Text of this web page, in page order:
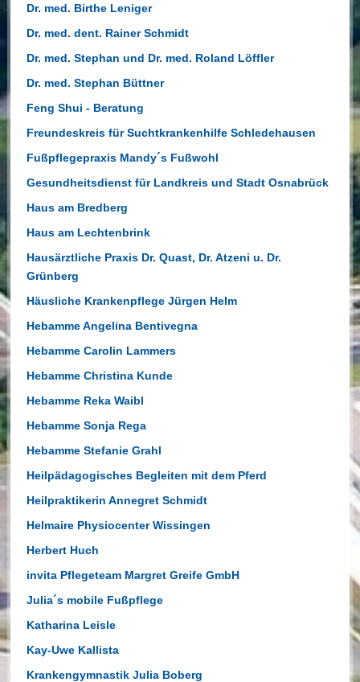
Dr. med. Birthe Leniger
Dr. med. dent. Rainer Schmidt
Dr. med. Stephan und Dr. med. Roland Löffler
Dr. med. Stephan Büttner
Feng Shui - Beratung
Freundeskreis für Suchtkrankenhilfe Schledehausen
Fußpflegepraxis Mandy´s Fußwohl
Gesundheitsdienst für Landkreis und Stadt Osnabrück
Haus am Bredberg
Haus am Lechtenbrink
Hausärztliche Praxis Dr. Quast, Dr. Atzeni u. Dr.
Grünberg
Häusliche Krankenpflege Jürgen Helm
Hebamme Angelina Bentivegna
Hebamme Carolin Lammers
Hebamme Christina Kunde
Hebamme Reka Waibl
Hebamme Sonja Rega
Hebamme Stefanie Grahl
Heilpädagogisches Begleiten mit dem Pferd
Heilpraktikerin Annegret Schmidt
Helmaire Physiocenter Wissingen
Herbert Huch
invita Pflegeteam Margret Greife GmbH
Julia´s mobile Fußpflege
Katharina Leisle
Kay-Uwe Kallista
Krankengymnastik Julia Boberg